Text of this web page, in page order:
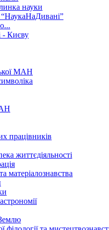
науки
- Києву
МАН
працівників
життєдіяльності
матеріалознавства